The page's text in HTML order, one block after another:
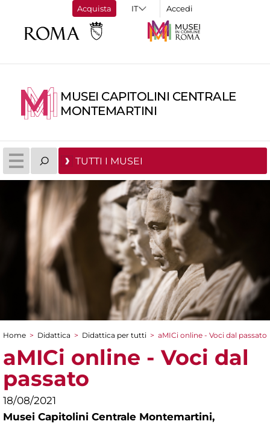
Acquista Accedi
MUSEI CAPITOLINI CENTRALE
MONTEMARTINI
TUTTI I MUSEI
Tu sei qui
Home > Didattica > Didattica per tutti > aMICi online - Voci dal passato
aMICi online - Voci dal
passato
18/08/2021
Musei Capitolini Centrale Montemartini,